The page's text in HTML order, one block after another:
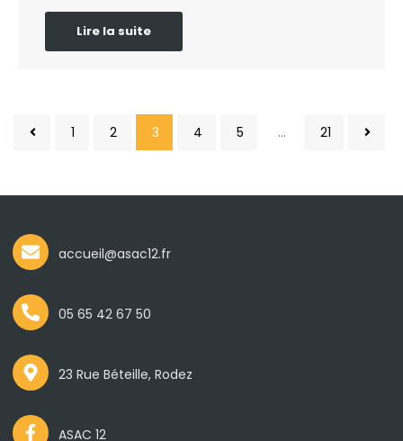
Lire la suite
1 2 3 4 5 … 21
accueil@asac12.fr
05 65 42 67 50
23 Rue Béteille, Rodez
ASAC 12